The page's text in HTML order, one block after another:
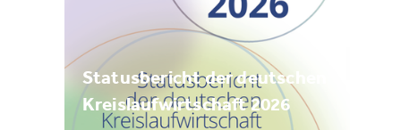
Statusbericht der deutschen
Kreislaufwirtschaft 2026